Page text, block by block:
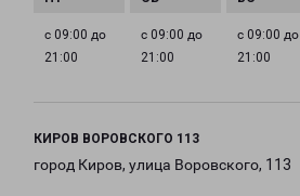
с 09:00 до
21:00
с 09:00 до
21:00
с 09:00 до
21:00
КИРОВ ВОРОВСКОГО 113
город Киров, улица Воровского, 113